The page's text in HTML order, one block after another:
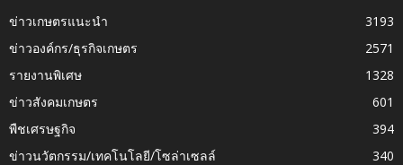
ข่าวเกษตรแนะนำ
3193
ข่าวองค์กร/ธุรกิจเกษตร
2571
รายงานพิเศษ
1328
ข่าวสังคมเกษตร
601
พืชเศรษฐกิจ
394
ข่าวนวัตกรรม/เทคโนโลยี/โซล่าเซลล์
340